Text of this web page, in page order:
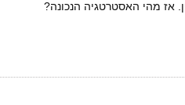
אז מהי האסטרטגיה הנכונה?